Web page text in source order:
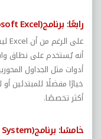
رابعًا: برنامجExcel)
على الرغم من أن Excel
أنه يُستخدم على نطاق
أدوات مثل الجداول
خيارًا مفضلًا للمبتدئين أو
أكثر تخصصًا.
خامسًا: برنامج